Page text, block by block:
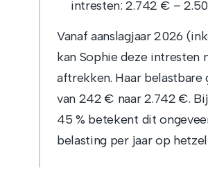
intresten: 2.742 € –
Vanaf aanslagjaar 2026
kan Sophie deze intresten
aftrekken. Haar belastbare
van 242 € naar 2.742 €.
45 % betekent dit
belasting per jaar op